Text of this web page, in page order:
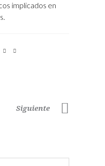
implicados en
Siguiente